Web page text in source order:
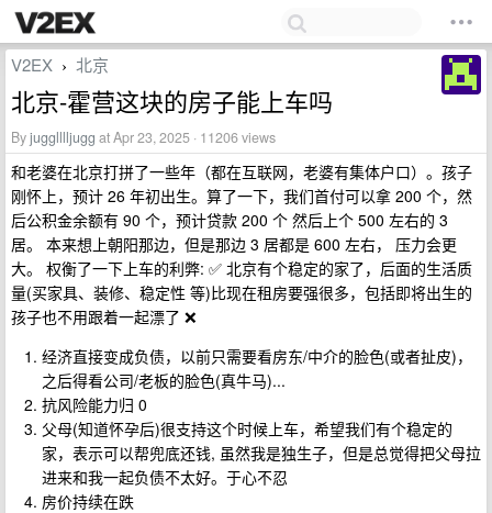
V2EX › 北京
北京-霍营这块的房子能上车吗
Byjugglllljugg at Apr 23, 2025 · 11206 views
和老婆在北京打拼了一些年（都在互联网，老婆有集体户口）。孩子
刚怀上，预计 26 年初出生。算了一下，我们首付可以拿 200 个，然
后公积金余额有 90 个，预计贷款 200 个 然后上个 500 左右的 3
居。 本来想上朝阳那边，但是那边 3 居都是 600 左右， 压力会更
大。 权衡了一下上车的利弊: ✅ 北京有个稳定的家了，后面的生活质
量(买家具、装修、稳定性 等)比现在租房要强很多，包括即将出生的
孩子也不用跟着一起漂了 ❌
经济直接变成负债，以前只需要看房东/中介的脸色(或者扯皮)，
之后得看公司/老板的脸色(真牛马)...
抗风险能力归 0
父母(知道怀孕后)很支持这个时候上车，希望我们有个稳定的
家，表示可以帮兜底还钱, 虽然我是独生子，但是总觉得把父母拉
进来和我一起负债不太好。于心不忍
房价持续在跌